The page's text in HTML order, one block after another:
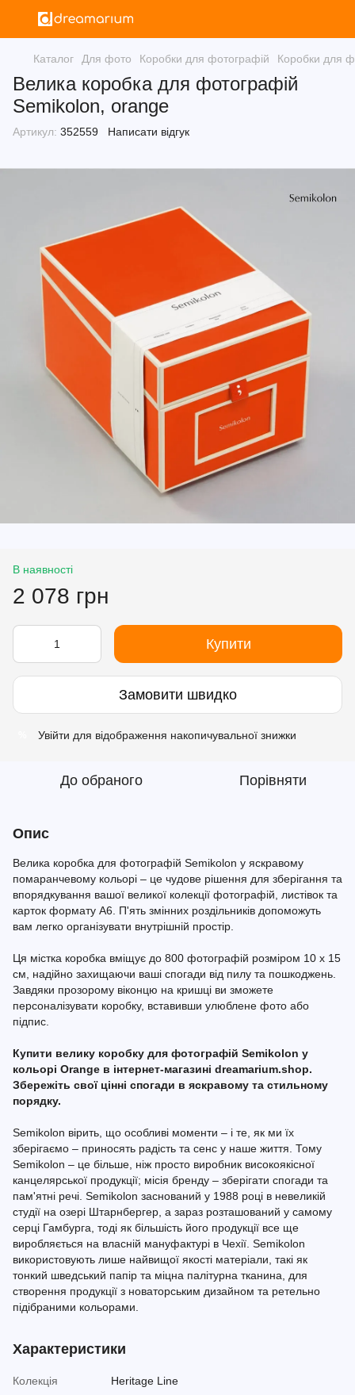
Каталог Для фото Коробки для фотографій Коробки для
Велика коробка для фотографій
Semikolon, orange
Артикул: 352559 Написати відгук
В наявності
2 078 грн
Купити
Замовити швидко
Увійти для відображення накопичувальної знижки
До обраного Порівняти
Опис
Велика коробка для фотографій Semikolon у яскравому
помаранчевому кольорі – це чудове рішення для зберігання та
впорядкування вашої великої колекції фотографій, листівок та
карток формату A6. П'ять змінних роздільників допоможуть
вам легко організувати внутрішній простір.
Ця містка коробка вміщує до 800 фотографій розміром 10 x 15
см, надійно захищаючи ваші спогади від пилу та пошкоджень.
Завдяки прозорому віконцю на кришці ви зможете
персоналізувати коробку, вставивши улюблене фото або
підпис.
Купити велику коробку для фотографій Semikolon у
кольорі Orange в інтернет-магазині dreamarium.shop.
Збережіть свої цінні спогади в яскравому та стильному
порядку.
Semikolon вірить, що особливі моменти – і те, як ми їх
зберігаємо – приносять радість та сенс у наше життя. Тому
Semikolon – це більше, ніж просто виробник високоякісної
канцелярської продукції; місія бренду – зберігати спогади та
пам'ятні речі. Semikolon заснований у 1988 році в невеликій
студії на озері Штарнбергер, а зараз розташований у самому
серці Гамбурга, тоді як більшість його продукції все ще
виробляється на власній мануфактурі в Чехії. Semikolon
використовують лише найвищої якості матеріали, такі як
тонкий шведський папір та міцна палітурна тканина, для
створення продукції з новаторським дизайном та ретельно
підібраними кольорами.
Характеристики
Колекція
Heritage Line